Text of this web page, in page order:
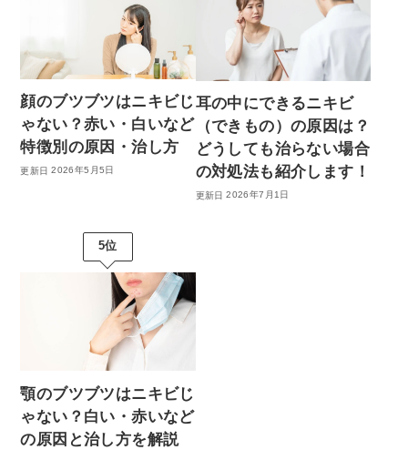
＼予約前にもっと詳しく知りたい方／
ケミカルピーリングについて
詳しくはこちら
＼予約前にもっと詳しく知りたい方／
マッサージピールについて
詳しくはこちら
＼予約前にもっと詳しく知りたい方／
顔のブツブツはニキビじ
ゃない？赤い・白いなど
特徴別の原因・治し方
2026年5月5日
耳の中にできるニキビ
（できもの）の原因は？
どうしても治らない場合
の対処法も紹介します！
2026年7月1日
5位
顎のブツブツはニキビじ
ゃない？白い・赤いなど
の原因と治し方を解説